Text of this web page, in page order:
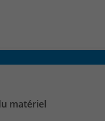
matériel